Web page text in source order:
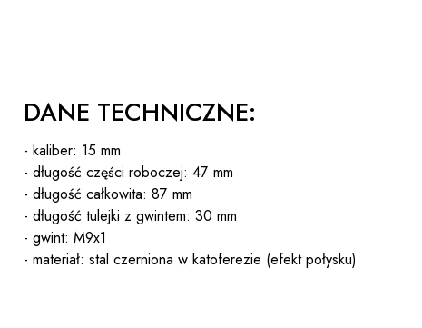
DANE TECHNICZNE:
- kaliber: 15 mm
- długość części roboczej: 47 mm
- długość całkowita: 87 mm
- długość tulejki z gwintem: 30 mm
- gwint: M9x1
- materiał: stal czerniona w katoferezie (efekt połysku)